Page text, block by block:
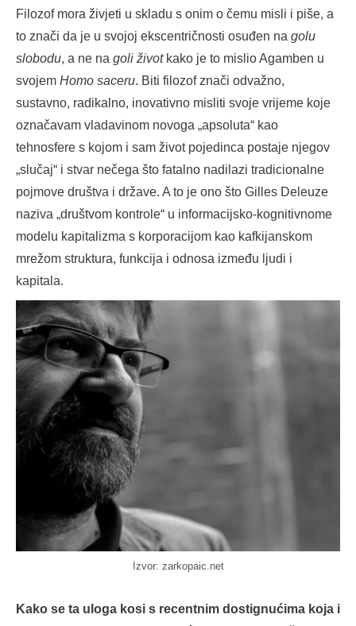
Filozof mora živjeti u skladu s onim o čemu misli i piše, a
to znači da je u svojoj ekscentričnosti osuđen na golu
slobodu, a ne na goli životkako je to mislio Agamben u
svojem Homo saceru. Biti filozof znači odvažno,
sustavno, radikalno, inovativno misliti svoje vrijeme koje
označavam vladavinom novoga „apsoluta“ kao
tehnosfere s kojom i sam život pojedinca postaje njegov
„slučaj“ i stvar nečega što fatalno nadilazi tradicionalne
pojmove društva i države. A to je ono što Gilles Deleuze
naziva „društvom kontrole“ u informacijsko-kognitivnome
modelu kapitalizma s korporacijom kao kafkijanskom
mrežom struktura, funkcija i odnosa između ljudi i
kapitala.
Izvor: zarkopaic.net
Kako se ta uloga kosi s recentnim dostignućima koja i